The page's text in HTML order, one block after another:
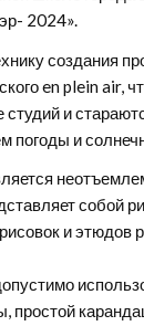
2024».
создания
en plein air,
и
погоды и
собой
и
простой